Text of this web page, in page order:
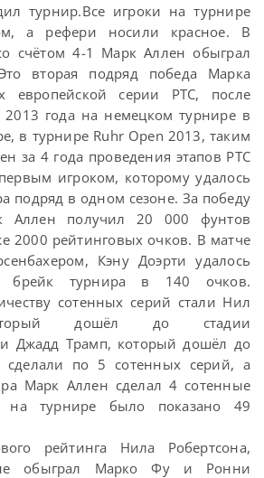
турнир.Все игроки на турнире
а рефери носили красное. В
счётом 4-1 Марк Аллен обыграл
вторая подряд победа Марка
европейской серии PTC, после
года на немецком турнире в
в турнире Ruhr Open 2013, таким
за 4 года проведения этапов PTC
игроком, которому удалось
подряд в одном сезоне. За победу
Аллен получил 20 000 фунтов
2000 рейтинговых очков. В матче
Кэну Доэрти удалось
брейк турнира в 140 очков.
сотенных серий стали Нил
дошёл до стадии
и Джадд Трамп, который дошёл до
по 5 сотенных серий, а
Марк Аллен сделал 4 сотенные
на турнире было показано 49
рейтинга Нила Робертсона,
обыграл Марко Фу и Ронни